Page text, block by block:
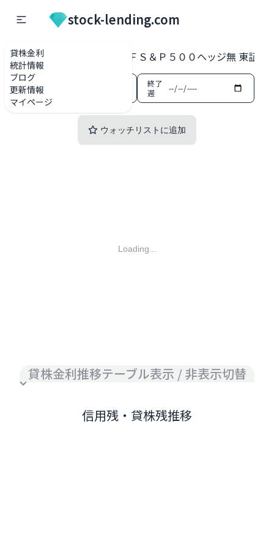
貸株金利
統計情報
ブログ
更新情報
マイページ
stock-lending.com
貸株金利一覧 2633 ＮＦＳ＆Ｐ５００ヘッジ無 東証
開始
週
終了
週
ウォッチリストに追加
Loading...
貸株金利推移テーブル表示 / 非表示切替
信用残・貸株残推移